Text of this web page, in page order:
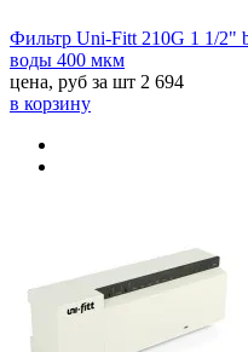
Фильтр Uni-Fitt 210G 1 1/2"
воды 400 мкм
цена, руб за шт 2 694
в корзину